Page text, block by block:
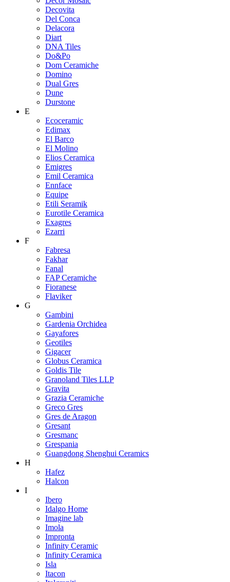
Decovita
Del Conca
Delacora
Diart
DNA Tiles
Do&Po
Dom Ceramiche
Domino
Dual Gres
Dune
Durstone
E
Ecoceramic
Edimax
El Barco
El Molino
Elios Ceramica
Emigres
Emil Ceramica
Ennface
Equipe
Etili Seramik
Eurotile Ceramica
Exagres
Ezarri
F
Fabresa
Fakhar
Fanal
FAP Ceramiche
Fioranese
Flaviker
G
Gambini
Gardenia Orchidea
Gayafores
Geotiles
Gigacer
Globus Ceramica
Goldis Tile
Granoland Tiles LLP
Gravita
Grazia Ceramiche
Greco Gres
Gres de Aragon
Gresant
Gresmanc
Grespania
Guangdong Shenghui Ceramics
H
Hafez
Halcon
I
Ibero
Idalgo Home
Imagine lab
Imola
Impronta
Infinity Ceramic
Infinity Ceramica
Isla
Itacon